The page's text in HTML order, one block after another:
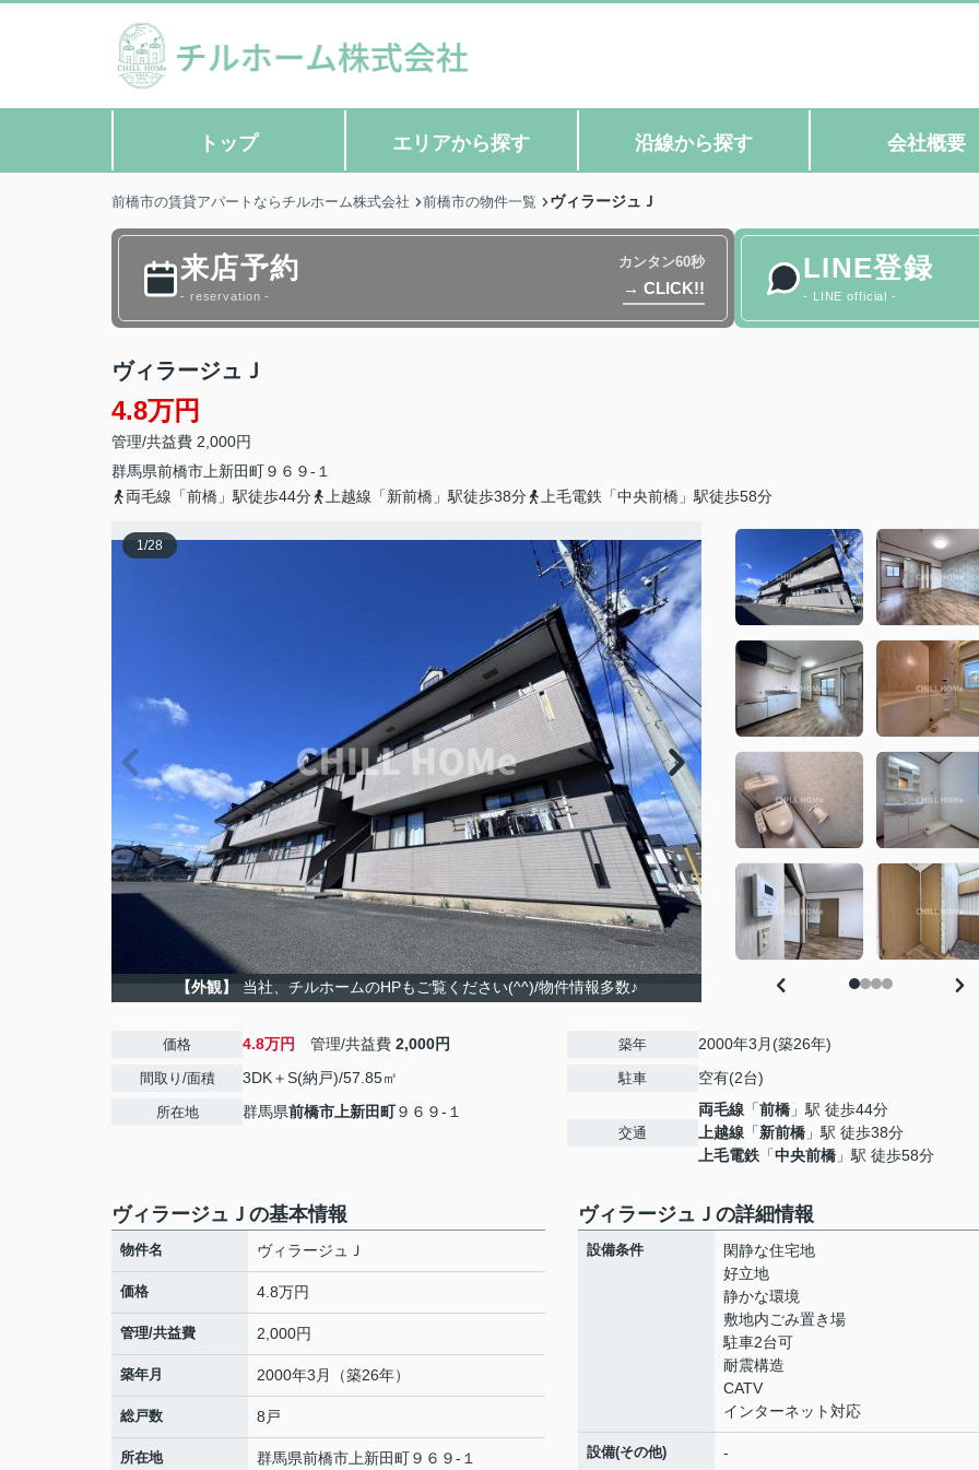
トップ エリアから探す 沿線から探す 会社概要
前橋市の賃貸アパートならチルホーム株式会社 前橋市の物件一覧 ヴィラージュＪ
来店予約
- reservation -
カンタン60秒
→ CLICK!!
LINE登録
- LINE official -
ヴィラージュＪ
4.8万円
管理/共益費 2,000円
群馬県前橋市 上新田町９６９-１
両毛線「前橋」駅徒歩44分
上越線「新前橋」駅徒歩38分 上毛電鉄「中央前橋」駅徒歩58分
1/28
【外観】 当社、チルホームのHPもご覧ください(^^)/物件情報多数♪
価格 4.8万円 管理/共益費 2,000円
間取り/面積 3DK＋S(納戸)/57.85㎡
所在地 群馬県前橋市 上新田町９６９-１
築年 2000年3月(築26年)
駐車 空有(2台)
交通
両毛線 「前橋 」駅 徒歩44分
上越線 「新前橋 」駅 徒歩38分
上毛電鉄 「中央前橋 」駅 徒歩58分
ヴィラージュＪの基本情報
物件名 ヴィラージュＪ
価格 4.8万円
管理/共益費 2,000円
築年月 2000年3月（築26年）
総戸数 8戸
所在地 群馬県前橋市 上新田町９６９-１
ヴィラージュＪの詳細情報
設備条件
閑静な住宅地
好立地
静かな環境
敷地内ごみ置き場
駐車2台可
耐震構造
CATV
インターネット対応
設備(その他) -